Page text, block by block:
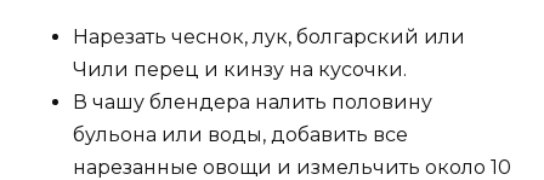
Нарезать чеснок, лук, болгарский или
Чили перец и кинзу на кусочки.
В чашу блендера налить половину
бульона или воды, добавить все
нарезанные овощи и измельчить около 10